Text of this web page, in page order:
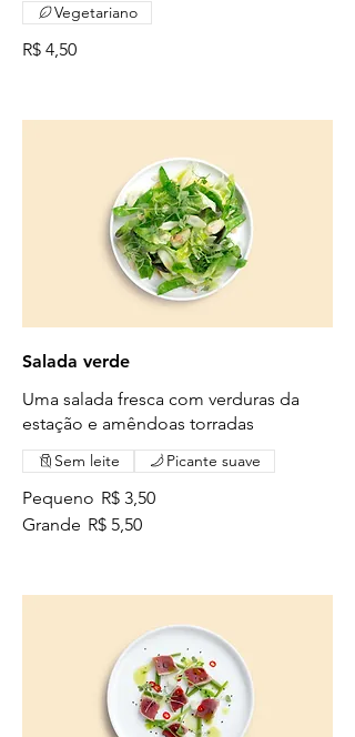
R$ 4,50
Vegetariano
Salada verde
Uma salada fresca com verduras da
estação e amêndoas torradas
Pequeno R$ 3,50
Grande R$ 5,50
Sem leite Picante suave